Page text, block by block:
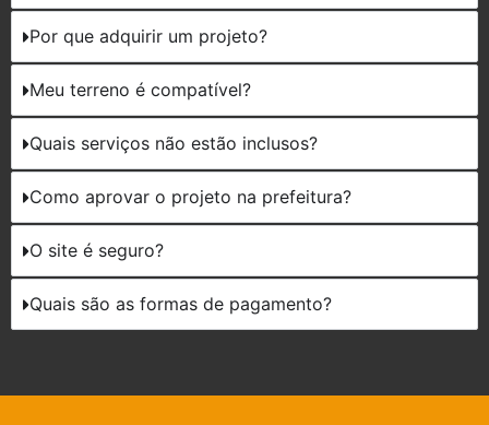
Por que adquirir um projeto?
Meu terreno é compatível?
Quais serviços não estão inclusos?
Como aprovar o projeto na prefeitura?
O site é seguro?
Quais são as formas de pagamento?